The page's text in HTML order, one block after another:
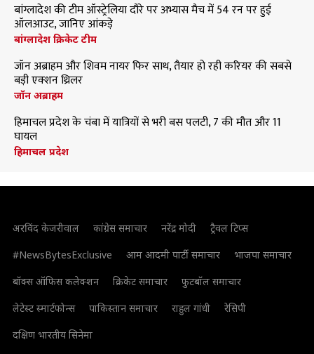
बांग्लादेश की टीम ऑस्ट्रेलिया दौरे पर अभ्यास मैच में 54 रन पर हुई
ऑलआउट, जानिए आंकड़े
बांग्लादेश क्रिकेट टीम
जॉन अब्राहम और शिवम नायर फिर साथ, तैयार हो रही करियर की सबसे
बड़ी एक्शन थ्रिलर
जॉन अब्राहम
हिमाचल प्रदेश के चंबा में यात्रियों से भरी बस पलटी, 7 की मौत और 11
घायल
हिमाचल प्रदेश
अरविंद केजरीवाल कांग्रेस समाचार नरेंद्र मोदी
ट्रैवल टिप्स
#NewsBytesExclusive
आम आदमी पार्टी समाचार
भाजपा समाचार
बॉक्स ऑफिस कलेक्शन
क्रिकेट समाचार
फुटबॉल समाचार
लेटेस्ट स्मार्टफोन्स
पाकिस्तान समाचार राहुल गांधी
रेसिपी
दक्षिण भारतीय सिनेमा